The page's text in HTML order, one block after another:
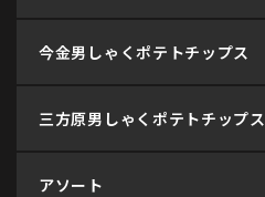
今金男しゃくポテトチップス
三方原男しゃくポテトチップス
アソート